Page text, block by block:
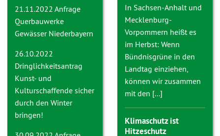
21.11.2022 Anfrage
Querbauwerke
Gewässer Niederbayern
26.10.2022
Dringlichkeitsantrag
Kunst- und
Kulturschaffende sicher
durch den Winter
bringen!
In Sachsen-Anhalt und
Mecklenburg-
Vorpommern heißt es
im Herbst: Wenn
Bündnisgrüne in den
Landtag einziehen,
können wir zusammen
mit den [...]
Klimaschutz ist
Hitzeschutz